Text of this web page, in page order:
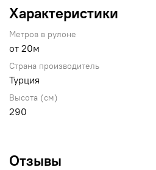
Характеристики
Метров в рулоне
от 20м
Страна производитель
Турция
Высота (см)
290
Отзывы